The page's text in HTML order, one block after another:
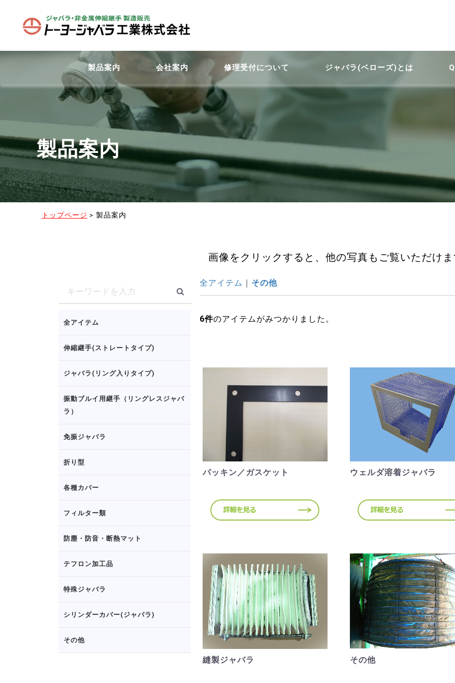
製品案内 会社案内 修理受付について ジャバラ(ベローズ)とは
製品案内
トップページ > 製品案内
画像をクリックすると、他の写真もご覧いただけ
全アイテム
伸縮継手(ストレートタイプ)
ジャバラ(リング入りタイプ)
振動ブルイ用継手（リングレスジャバ
ラ）
免振ジャバラ
折り型
各種カバー
フィルター類
防塵・防音・断熱マット
テフロン加工品
特殊ジャバラ
シリンダーカバー(ジャバラ)
その他
全アイテム その他
6件のアイテムがみつかりました。
パッキン／ガスケット ウェルダ溶着ジャバラ
縫製ジャバラ その他